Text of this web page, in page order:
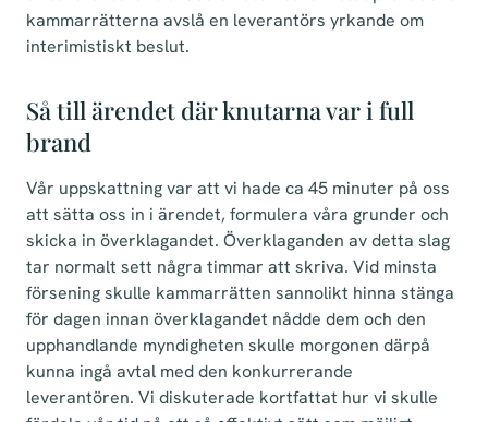
kammarrätterna avslå en leverantörs yrkande om
interimistiskt beslut.
Så till ärendet där knutarna var i full
brand
Vår uppskattning var att vi hade ca 45 minuter på oss
att sätta oss in i ärendet, formulera våra grunder och
skicka in överklagandet. Överklaganden av detta slag
tar normalt sett några timmar att skriva. Vid minsta
försening skulle kammarrätten sannolikt hinna stänga
för dagen innan överklagandet nådde dem och den
upphandlande myndigheten skulle morgonen därpå
kunna ingå avtal med den konkurrerande
leverantören. Vi diskuterade kortfattat hur vi skulle